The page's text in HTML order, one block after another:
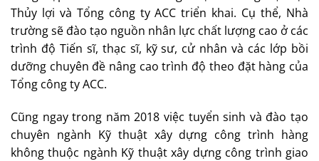
Thủy lợi và Tổng công ty ACC triển khai. Cụ thể, Nhà
trường sẽ đào tạo nguồn nhân lực chất lượng cao ở các
trình độ Tiến sĩ, thạc sĩ, kỹ sư, cử nhân và các lớp bồi
dưỡng chuyên đề nâng cao trình độ theo đặt hàng của
Tổng công ty ACC.
Cũng ngay trong năm 2018 việc tuyển sinh và đào tạo
chuyên ngành Kỹ thuật xây dựng công trình hàng
không thuộc ngành Kỹ thuật xây dựng công trình giao